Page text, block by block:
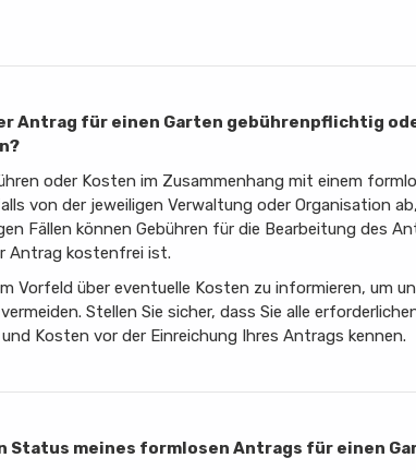
Antrag für einen Garten gebührenpflichtig
oder Kosten im Zusammenhang mit einem
von der jeweiligen Verwaltung oder Organisation
Fällen können Gebühren für die Bearbeitung des
Antrag kostenfrei ist.
Vorfeld über eventuelle Kosten zu informieren, um
Stellen Sie sicher, dass Sie alle
Kosten vor der Einreichung Ihres Antrags kennen.
Status meines formlosen Antrags für einen